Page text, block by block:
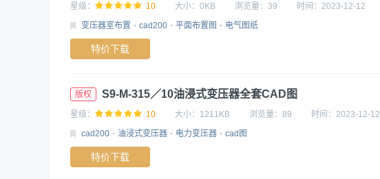
星级： 10 大小： 0KB 浏览量： 39 时间： 2023-12-12
变压器室布置
cad200 平面布置图 电气图纸
特价下载
版权 S9-M-315／10油浸式变压器全套CAD图
星级： 10 大小： 1211KB 浏览量： 89 时间： 2023-12-12
cad200
油浸式变压器 电力变压器 cad图
特价下载